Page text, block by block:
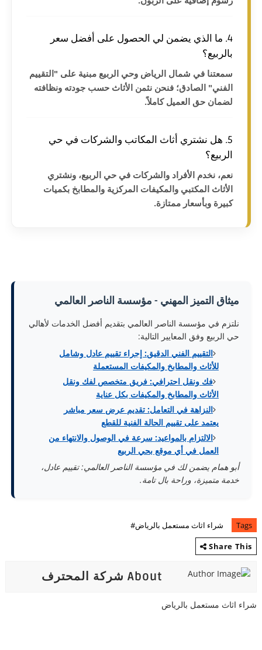
4. ما الذي يضمن لي الحصول على أفضل سعر
بالربيع؟
سمعتنا في شمال الرياض وحي الربيع مبنية على "التقييم
الفني" الصادق؛ فنحن نثمن الأثاث حسب جودته ونظافته
لضمان حق العميل كاملاً.
5. هل نشتري أثاث المكاتب والشركات في حي
الربيع؟
نعم، نخدم الأفراد والشركات في حي الربيع، ونشتري
الأثاث المكتبي والمكيفات المركزية والمطابخ بكميات
كبيرة وبأسعار ممتازة.
ميثاق التميز المهني - مؤسسة الناصر العالمي
نلتزم في مؤسسة الناصر العالمي بتقديم أفضل الخدمات لأهالي
حي الربيع وفق المعايير التالية:
التقييم الفني الدقيق: إجراء تقييم عادل وشامل
للأثاث والمطابخ والمكيفات المستعملة
فك ونقل احترافي: فريق متخصص لفك ونقل
الأثاث والمطابخ والمكيفات بكل عناية
النزاهة في التعامل: تقديم عرض سعر مباشر
يعتمد على تقييم الحالة الفنية للقطع
الالتزام بالمواعيد: سرعة في الوصول والانتهاء من
العمل في أي موقع بحي الربيع
أبو همام يضمن لك في مؤسسة الناصر العالمي: تقييم عادل،
خدمة متميزة، وراحة بال تامة.
Tags
شراء اثاث مستعمل بالرياض#
Share This
About شركة المحترف
شراء اثاث مستعمل بالرياض